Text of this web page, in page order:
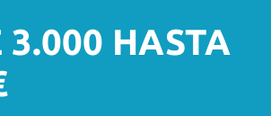
3.000 HASTA